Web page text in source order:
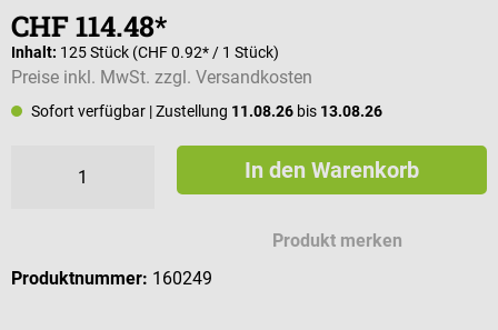
CHF 114.48*
Inhalt: 125 Stück (CHF 0.92* / 1 Stück)
Preise inkl. MwSt. zzgl. Versandkosten
Sofort verfügbar | Zustellung 11.08.26 bis 13.08.26
In den Warenkorb
Produkt merken
Produktnummer: 160249